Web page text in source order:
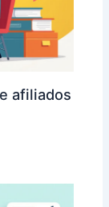
afiliados